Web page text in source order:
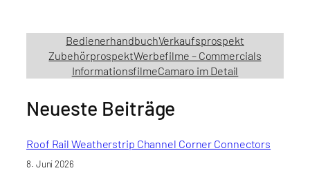
BedienerhandbuchVerkaufsprospekt
ZubehörprospektWerbefilme – Commercials
InformationsfilmeCamaro im Detail
Neueste Beiträge
Roof Rail Weatherstrip Channel Corner Connectors
8. Juni 2026